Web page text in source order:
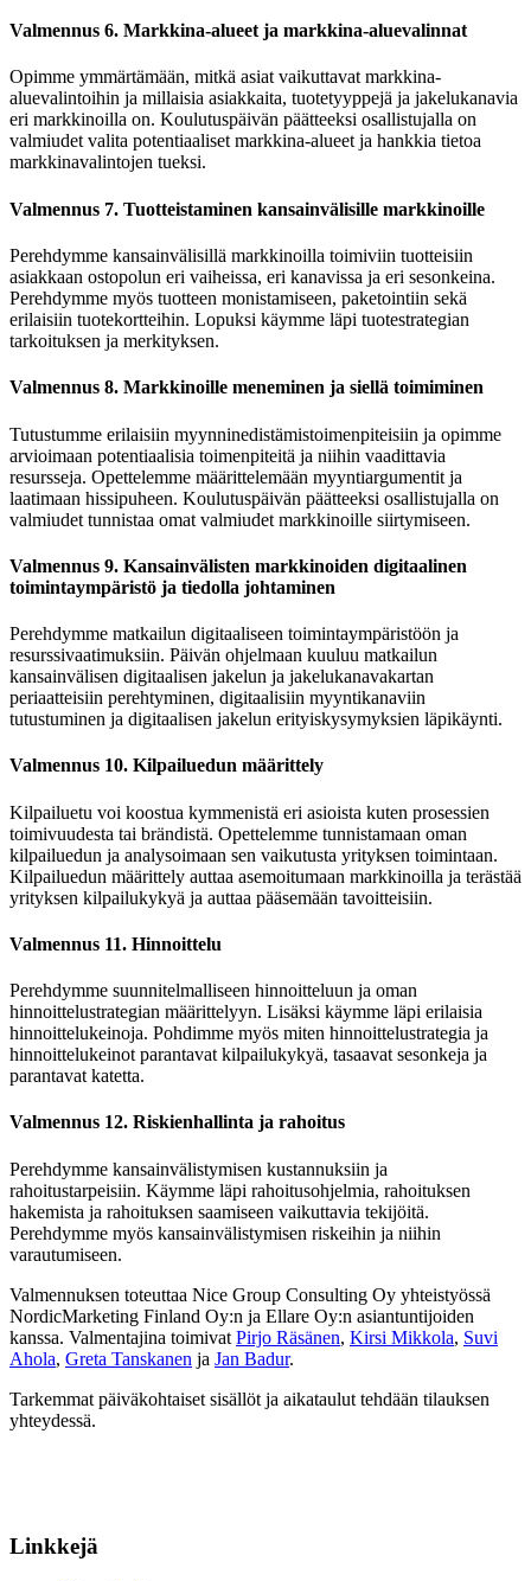
Valmennus 6. Markkina-alueet ja markkina-aluevalinnat
Opimme ymmärtämään, mitkä asiat vaikuttavat markkina-
aluevalintoihin ja millaisia asiakkaita, tuotetyyppejä ja jakelukanavia
eri markkinoilla on. Koulutuspäivän päätteeksi osallistujalla on
valmiudet valita potentiaaliset markkina-alueet ja hankkia tietoa
markkinavalintojen tueksi.
Valmennus 7. Tuotteistaminen kansainvälisille markkinoille
Perehdymme kansainvälisillä markkinoilla toimiviin tuotteisiin
asiakkaan ostopolun eri vaiheissa, eri kanavissa ja eri sesonkeina.
Perehdymme myös tuotteen monistamiseen, paketointiin sekä
erilaisiin tuotekortteihin. Lopuksi käymme läpi tuotestrategian
tarkoituksen ja merkityksen.
Valmennus 8. Markkinoille meneminen ja siellä toimiminen
Tutustumme erilaisiin myynninedistämistoimenpiteisiin ja opimme
arvioimaan potentiaalisia toimenpiteitä ja niihin vaadittavia
resursseja. Opettelemme määrittelemään myyntiargumentit ja
laatimaan hissipuheen. Koulutuspäivän päätteeksi osallistujalla on
valmiudet tunnistaa omat valmiudet markkinoille siirtymiseen.
Valmennus 9. Kansainvälisten markkinoiden digitaalinen
toimintaympäristö ja tiedolla johtaminen
Perehdymme matkailun digitaaliseen toimintaympäristöön ja
resurssivaatimuksiin. Päivän ohjelmaan kuuluu matkailun
kansainvälisen digitaalisen jakelun ja jakelukanavakartan
periaatteisiin perehtyminen, digitaalisiin myyntikanaviin
tutustuminen ja digitaalisen jakelun erityiskysymyksien läpikäynti.
Valmennus 10. Kilpailuedun määrittely
Kilpailuetu voi koostua kymmenistä eri asioista kuten prosessien
toimivuudesta tai brändistä. Opettelemme tunnistamaan oman
kilpailuedun ja analysoimaan sen vaikutusta yrityksen toimintaan.
Kilpailuedun määrittely auttaa asemoitumaan markkinoilla ja terästää
yrityksen kilpailukykyä ja auttaa pääsemään tavoitteisiin.
Valmennus 11. Hinnoittelu
Perehdymme suunnitelmalliseen hinnoitteluun ja oman
hinnoittelustrategian määrittelyyn. Lisäksi käymme läpi erilaisia
hinnoittelukeinoja. Pohdimme myös miten hinnoittelustrategia ja
hinnoittelukeinot parantavat kilpailukykyä, tasaavat sesonkeja ja
parantavat katetta.
Valmennus 12. Riskienhallinta ja rahoitus
Perehdymme kansainvälistymisen kustannuksiin ja
rahoitustarpeisiin. Käymme läpi rahoitusohjelmia, rahoituksen
hakemista ja rahoituksen saamiseen vaikuttavia tekijöitä.
Perehdymme myös kansainvälistymisen riskeihin ja niihin
varautumiseen.
Valmennuksen toteuttaa Nice Group Consulting Oy yhteistyössä
NordicMarketing Finland Oy:n ja Ellare Oy:n asiantuntijoiden
kanssa. Valmentajina toimivat Pirjo Räsänen, Kirsi Mikkola, Suvi
Ahola, Greta Tanskanen ja Jan Badur.
Tarkemmat päiväkohtaiset sisällöt ja aikataulut tehdään tilauksen
yhteydessä.
Linkkejä